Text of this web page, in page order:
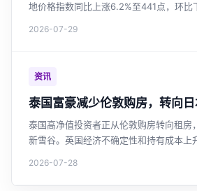
地价格指数同比上涨6.2%至441点，环比
2026-07-29
资讯
泰国富豪减少伦敦购房，转向
泰国高净值投资者正从伦敦购房转向租房
新雪谷。英国经济不确定性和持有成本上
2026-07-28